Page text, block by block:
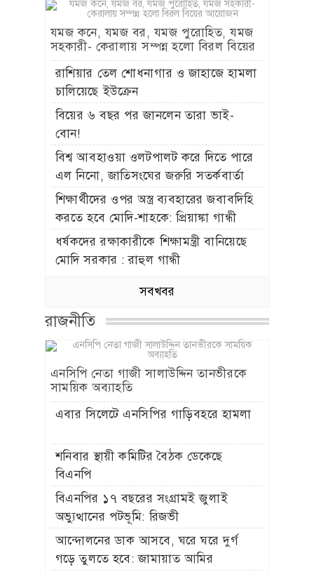
যমজ কনে, যমজ বর, যমজ পুরোহিত, যমজ
সহকারী- কেরালায় সম্পন্ন হলো বিরল বিয়ের
আয়োজন
রাশিয়ার তেল শোধনাগার ও জাহাজে হামলা
চালিয়েছে ইউক্রেন
বিয়ের ৬ বছর পর জানলেন তারা ভাই-
বোন!
বিশ্ব আবহাওয়া ওলটপালট করে দিতে পারে
এল নিনো, জাতিসংঘের জরুরি সতর্কবার্তা
শিক্ষার্থীদের ওপর অস্ত্র ব্যবহারের জবাবদিহি
করতে হবে মোদি-শাহকে: প্রিয়াঙ্কা গান্ধী
ধর্ষকদের রক্ষাকারীকে শিক্ষামন্ত্রী বানিয়েছে
মোদি সরকার : রাহুল গান্ধী
সবখবর
রাজনীতি
এনসিপি নেতা গাজী সালাউদ্দিন তানভীরকে
সাময়িক অব্যাহতি
এবার সিলেটে এনসিপির গাড়িবহরে হামলা
শনিবার স্থায়ী কমিটির বৈঠক ডেকেছে
বিএনপি
বিএনপির ১৭ বছরের সংগ্রামই জুলাই
অভ্যুত্থানের পটভূমি: রিজভী
আন্দোলনের ডাক আসবে, ঘরে ঘরে দুর্গ
গড়ে তুলতে হবে: জামায়াত আমির